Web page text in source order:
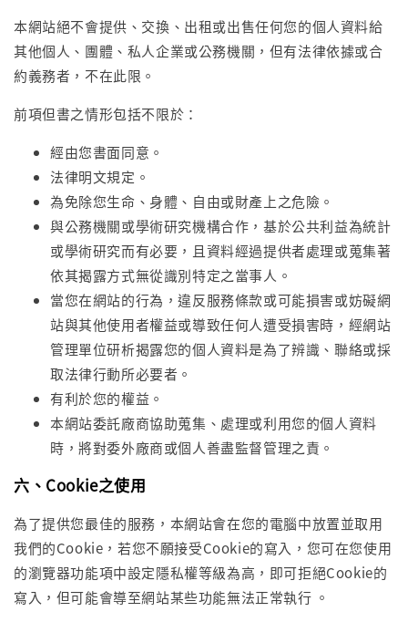
本網站絕不會提供、交換、出租或出售任何您的個人資料給
其他個人、團體、私人企業或公務機關，但有法律依據或合
約義務者，不在此限。
前項但書之情形包括不限於：
經由您書面同意。
法律明文規定。
為免除您生命、身體、自由或財產上之危險。
與公務機關或學術研究機構合作，基於公共利益為統計
或學術研究而有必要，且資料經過提供者處理或蒐集著
依其揭露方式無從識別特定之當事人。
當您在網站的行為，違反服務條款或可能損害或妨礙網
站與其他使用者權益或導致任何人遭受損害時，經網站
管理單位研析揭露您的個人資料是為了辨識、聯絡或採
取法律行動所必要者。
有利於您的權益。
本網站委託廠商協助蒐集、處理或利用您的個人資料
時，將對委外廠商或個人善盡監督管理之責。
六、Cookie之使用
為了提供您最佳的服務，本網站會在您的電腦中放置並取用
我們的Cookie，若您不願接受Cookie的寫入，您可在您使用
的瀏覽器功能項中設定隱私權等級為高，即可拒絕Cookie的
寫入，但可能會導至網站某些功能無法正常執行 。